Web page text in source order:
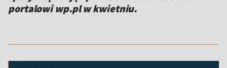
portalowi wp.pl w kwietniu.